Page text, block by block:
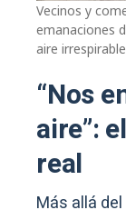
Vecinos y
emanaciones
aire
“Nos
aire”:
real
Más allá